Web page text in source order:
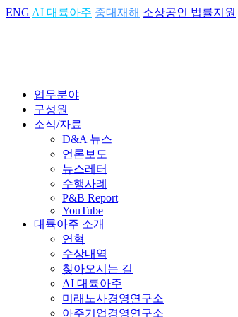
ENG AI 대륙아주 중대재해 소상공인 법률지원
업무분야
구성원
소식/자료
D&A 뉴스
언론보도
뉴스레터
수행사례
P&B Report
YouTube
대륙아주 소개
연혁
수상내역
찾아오시는 길
AI 대륙아주
미래노사경영연구소
아주기업경영연구소